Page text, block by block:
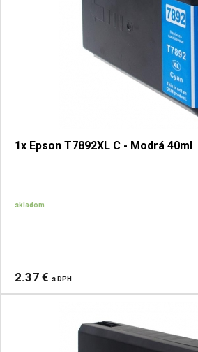
1x Epson T7892XL C - Modrá 40ml
skladom
2.37 € s DPH